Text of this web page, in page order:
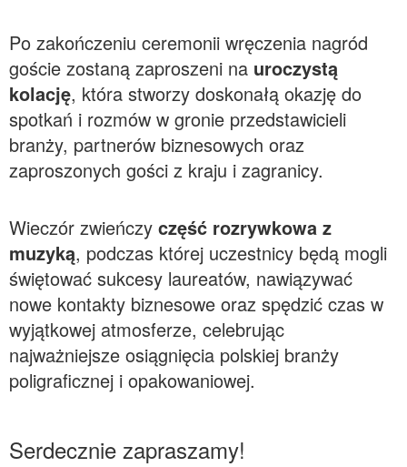
Po zakończeniu ceremonii wręczenia nagród
goście zostaną zaproszeni na uroczystą
kolację, która stworzy doskonałą okazję do
spotkań i rozmów w gronie przedstawicieli
branży, partnerów biznesowych oraz
zaproszonych gości z kraju i zagranicy.
Wieczór zwieńczy część rozrywkowa z
muzyką, podczas której uczestnicy będą mogli
świętować sukcesy laureatów, nawiązywać
nowe kontakty biznesowe oraz spędzić czas w
wyjątkowej atmosferze, celebrując
najważniejsze osiągnięcia polskiej branży
poligraficznej i opakowaniowej.
Serdecznie zapraszamy!